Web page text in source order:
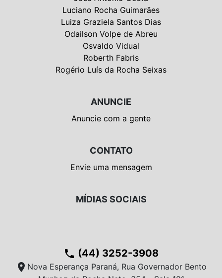
Luciano Rocha Guimarães
Luiza Graziela Santos Dias
Odailson Volpe de Abreu
Osvaldo Vidual
Roberth Fabris
Rogério Luís da Rocha Seixas
ANUNCIE
Anuncie com a gente
CONTATO
Envie uma mensagem
MÍDIAS SOCIAIS
phone (44) 3252-3908
location_on Nova Esperança Paraná, Rua Governador Bento